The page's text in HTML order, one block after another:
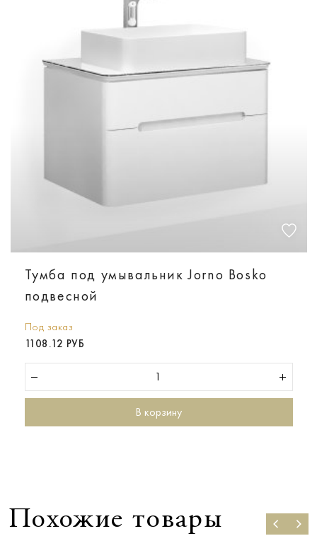
Тумба под умывальник Jorno Bosko
подвесной
Под заказ
1108.12 РУБ
В корзину
Похожие товары